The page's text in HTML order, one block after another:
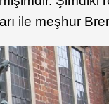
ile meşhur